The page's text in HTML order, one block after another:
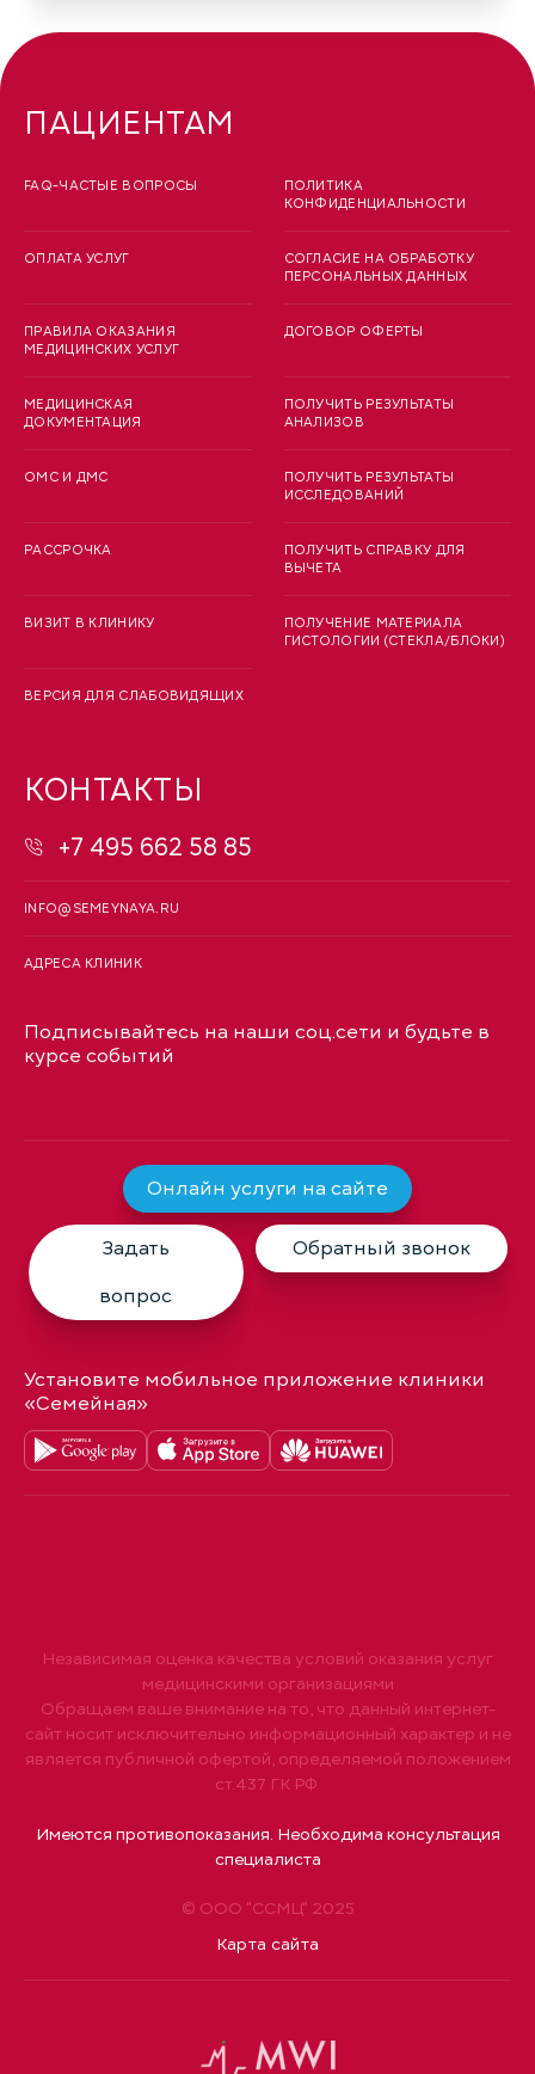
ПАЦИЕНТАМ
FAQ-ЧАСТЫЕ ВОПРОСЫ
ОПЛАТА УСЛУГ
ПРАВИЛА ОКАЗАНИЯ
МЕДИЦИНСКИХ УСЛУГ
МЕДИЦИНСКАЯ
ДОКУМЕНТАЦИЯ
ОМС И ДМС
РАССРОЧКА
ВИЗИТ В КЛИНИКУ
ВЕРСИЯ ДЛЯ СЛАБОВИДЯЩИХ
ПОЛИТИКА
КОНФИДЕНЦИАЛЬНОСТИ
СОГЛАСИЕ НА ОБРАБОТКУ
ПЕРСОНАЛЬНЫХ ДАННЫХ
ДОГОВОР ОФЕРТЫ
ПОЛУЧИТЬ РЕЗУЛЬТАТЫ
АНАЛИЗОВ
ПОЛУЧИТЬ РЕЗУЛЬТАТЫ
ИССЛЕДОВАНИЙ
ПОЛУЧИТЬ СПРАВКУ ДЛЯ
ВЫЧЕТА
ПОЛУЧЕНИЕ МАТЕРИАЛА
ГИСТОЛОГИИ (СТЕКЛА/БЛОКИ)
КОНТАКТЫ
+7 495 662 58 85
INFO@SEMEYNAYA.RU
АДРЕСА КЛИНИК
Подписывайтесь на наши соц.сети и будьте в
курсе событий
Онлайн услуги на сайте
Задать
вопрос
Обратный звонок
Установите мобильное приложение клиники
«Семейная»
© ООО "ССМЦ" 2025
Карта сайта
Независимая оценка качества условий оказания услуг
медицинскими организациями
Обращаем ваше внимание на то, что данный интернет-
сайт носит исключительно информационный характер и не
является публичной офертой, определяемой положением
ст.437 ГК РФ.
Имеются противопоказания. Необходима консультация
специалиста